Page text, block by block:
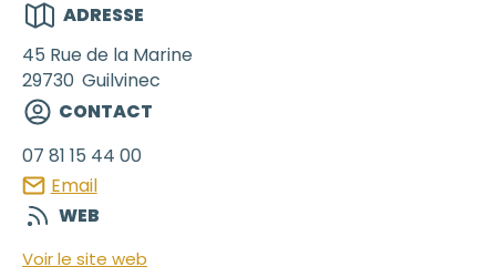
ADRESSE
45 Rue de la Marine
29730 Guilvinec
CONTACT
07 81 15 44 00
Email
WEB
Voir le site web